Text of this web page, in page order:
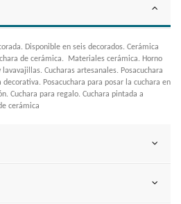
Disponible en seis decorados. Cerámica
de cerámica. Materiales cerámica. Horno
Cucharas artesanales. Posacuchara
Posacuchara para posar la cuchara en
Cuchara para regalo. Cuchara pintada a
cerámica